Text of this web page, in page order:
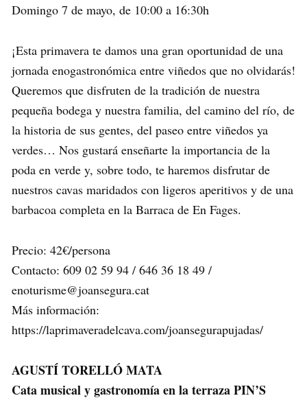
Domingo 7 de mayo, de 10:00 a 16:30h
¡Esta primavera te damos una gran oportunidad de una
jornada enogastronómica entre viñedos que no olvidarás!
Queremos que disfruten de la tradición de nuestra
pequeña bodega y nuestra familia, del camino del río, de
la historia de sus gentes, del paseo entre viñedos ya
verdes… Nos gustará enseñarte la importancia de la
poda en verde y, sobre todo, te haremos disfrutar de
nuestros cavas maridados con ligeros aperitivos y de una
barbacoa completa en la Barraca de En Fages.
Precio: 42€/persona
Contacto: 609 02 59 94 / 646 36 18 49 /
enoturisme@joansegura.cat
Más información:
https://laprimaveradelcava.com/joansegurapujadas/
AGUSTÍ TORELLÓ MATA
Cata musical y gastronomía en la terraza PIN’S